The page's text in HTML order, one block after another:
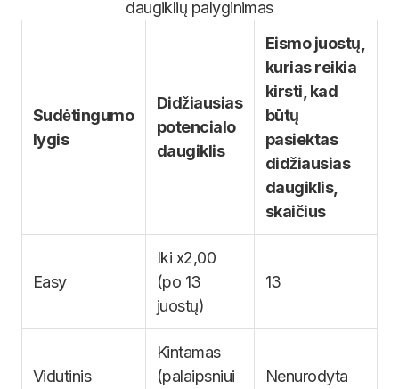
daugiklių palyginimas
Sudėtingumo
lygis
Didžiausias
potencialo
daugiklis
Eismo juostų,
kurias reikia
kirsti, kad
būtų
pasiektas
didžiausias
daugiklis,
skaičius
Easy
Iki x2,00
(po 13
juostų)
13
Vidutinis
Kintamas
(palaipsniui
Nenurodyta